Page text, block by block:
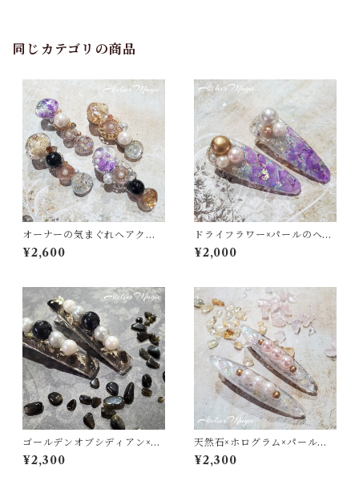
同じカテゴリの商品
オーナーの気まぐれヘアクリ
ップ
¥2,600
ドライフラワー×パールのヘア
クリップ
¥2,000
ゴールデンオブシディアン×パ
ールのヘアクリップ
¥2,300
天然石×ホログラム×パールの
ヘアクリップ
¥2,300